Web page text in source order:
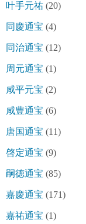
叶手元祐 (20)
同慶通宝 (4)
同治通宝 (12)
周元通宝 (1)
咸平元宝 (2)
咸豊通宝 (6)
唐国通宝 (11)
啓定通宝 (9)
嗣徳通宝 (85)
嘉慶通宝 (171)
嘉祐通宝 (1)